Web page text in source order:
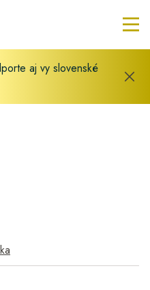
aj vy slovenské